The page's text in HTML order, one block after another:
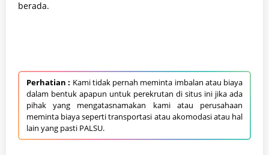
berada.
Perhatian : Kami tidak pernah meminta imbalan atau biaya
dalam bentuk apapun untuk perekrutan di situs ini jika ada
pihak yang mengatasnamakan kami atau perusahaan
meminta biaya seperti transportasi atau akomodasi atau hal
lain yang pasti PALSU.